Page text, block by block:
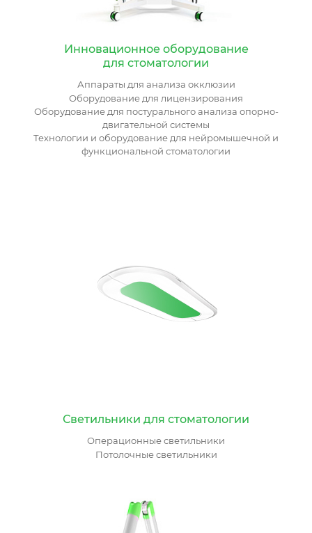
Инновационное оборудование
для стоматологии
Аппараты для анализа окклюзии
Оборудование для лицензирования
Оборудование для постурального анализа опорно-
двигательной системы
Технологии и оборудование для нейромышечной и
функциональной стоматологии
Светильники для стоматологии
Операционные светильники
Потолочные светильники